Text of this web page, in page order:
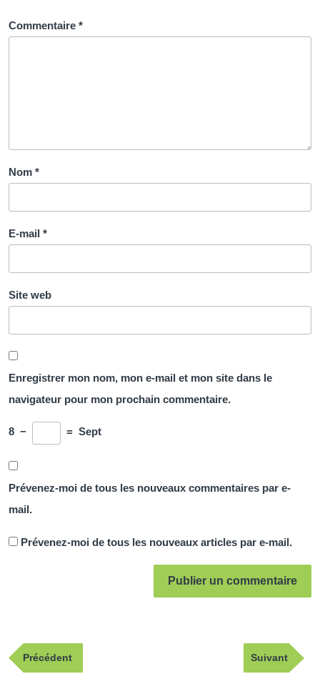
Commentaire *
Nom *
E-mail *
Site web
Enregistrer mon nom, mon e-mail et mon site dans le
navigateur pour mon prochain commentaire.
8 − = Sept
Prévenez-moi de tous les nouveaux commentaires par e-
mail.
Prévenez-moi de tous les nouveaux articles par e-mail.
Navigation
dePublication
précédente
Précédent
Article
suivant
Suivant